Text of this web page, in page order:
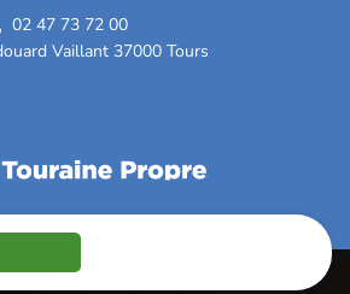
02 47 73 72 00
Vaillant 37000 Tours